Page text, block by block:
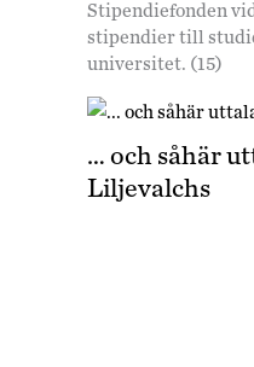
Stipendiefonden
stipendier till
universitet. (15)
… och såhär
Liljevalchs